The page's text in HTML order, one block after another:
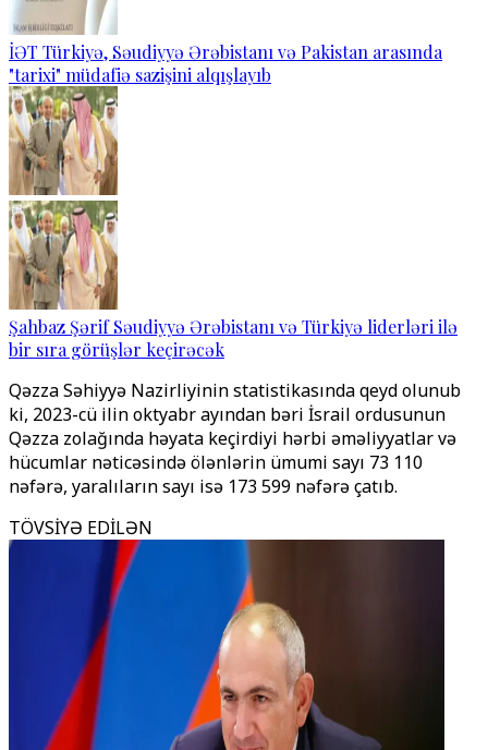
İƏT Türkiyə, Səudiyyə Ərəbistanı və Pakistan arasında
"tarixi" müdafiə sazişini alqışlayıb
Şahbaz Şərif Səudiyyə Ərəbistanı və Türkiyə liderləri ilə
bir sıra görüşlər keçirəcək
Qəzza Səhiyyə Nazirliyinin statistikasında qeyd olunub
ki, 2023-cü ilin oktyabr ayından bəri İsrail ordusunun
Qəzza zolağında həyata keçirdiyi hərbi əməliyyatlar və
hücumlar nəticəsində ölənlərin ümumi sayı 73 110
nəfərə, yaralıların sayı isə 173 599 nəfərə çatıb.
TÖVSİYƏ EDİLƏN